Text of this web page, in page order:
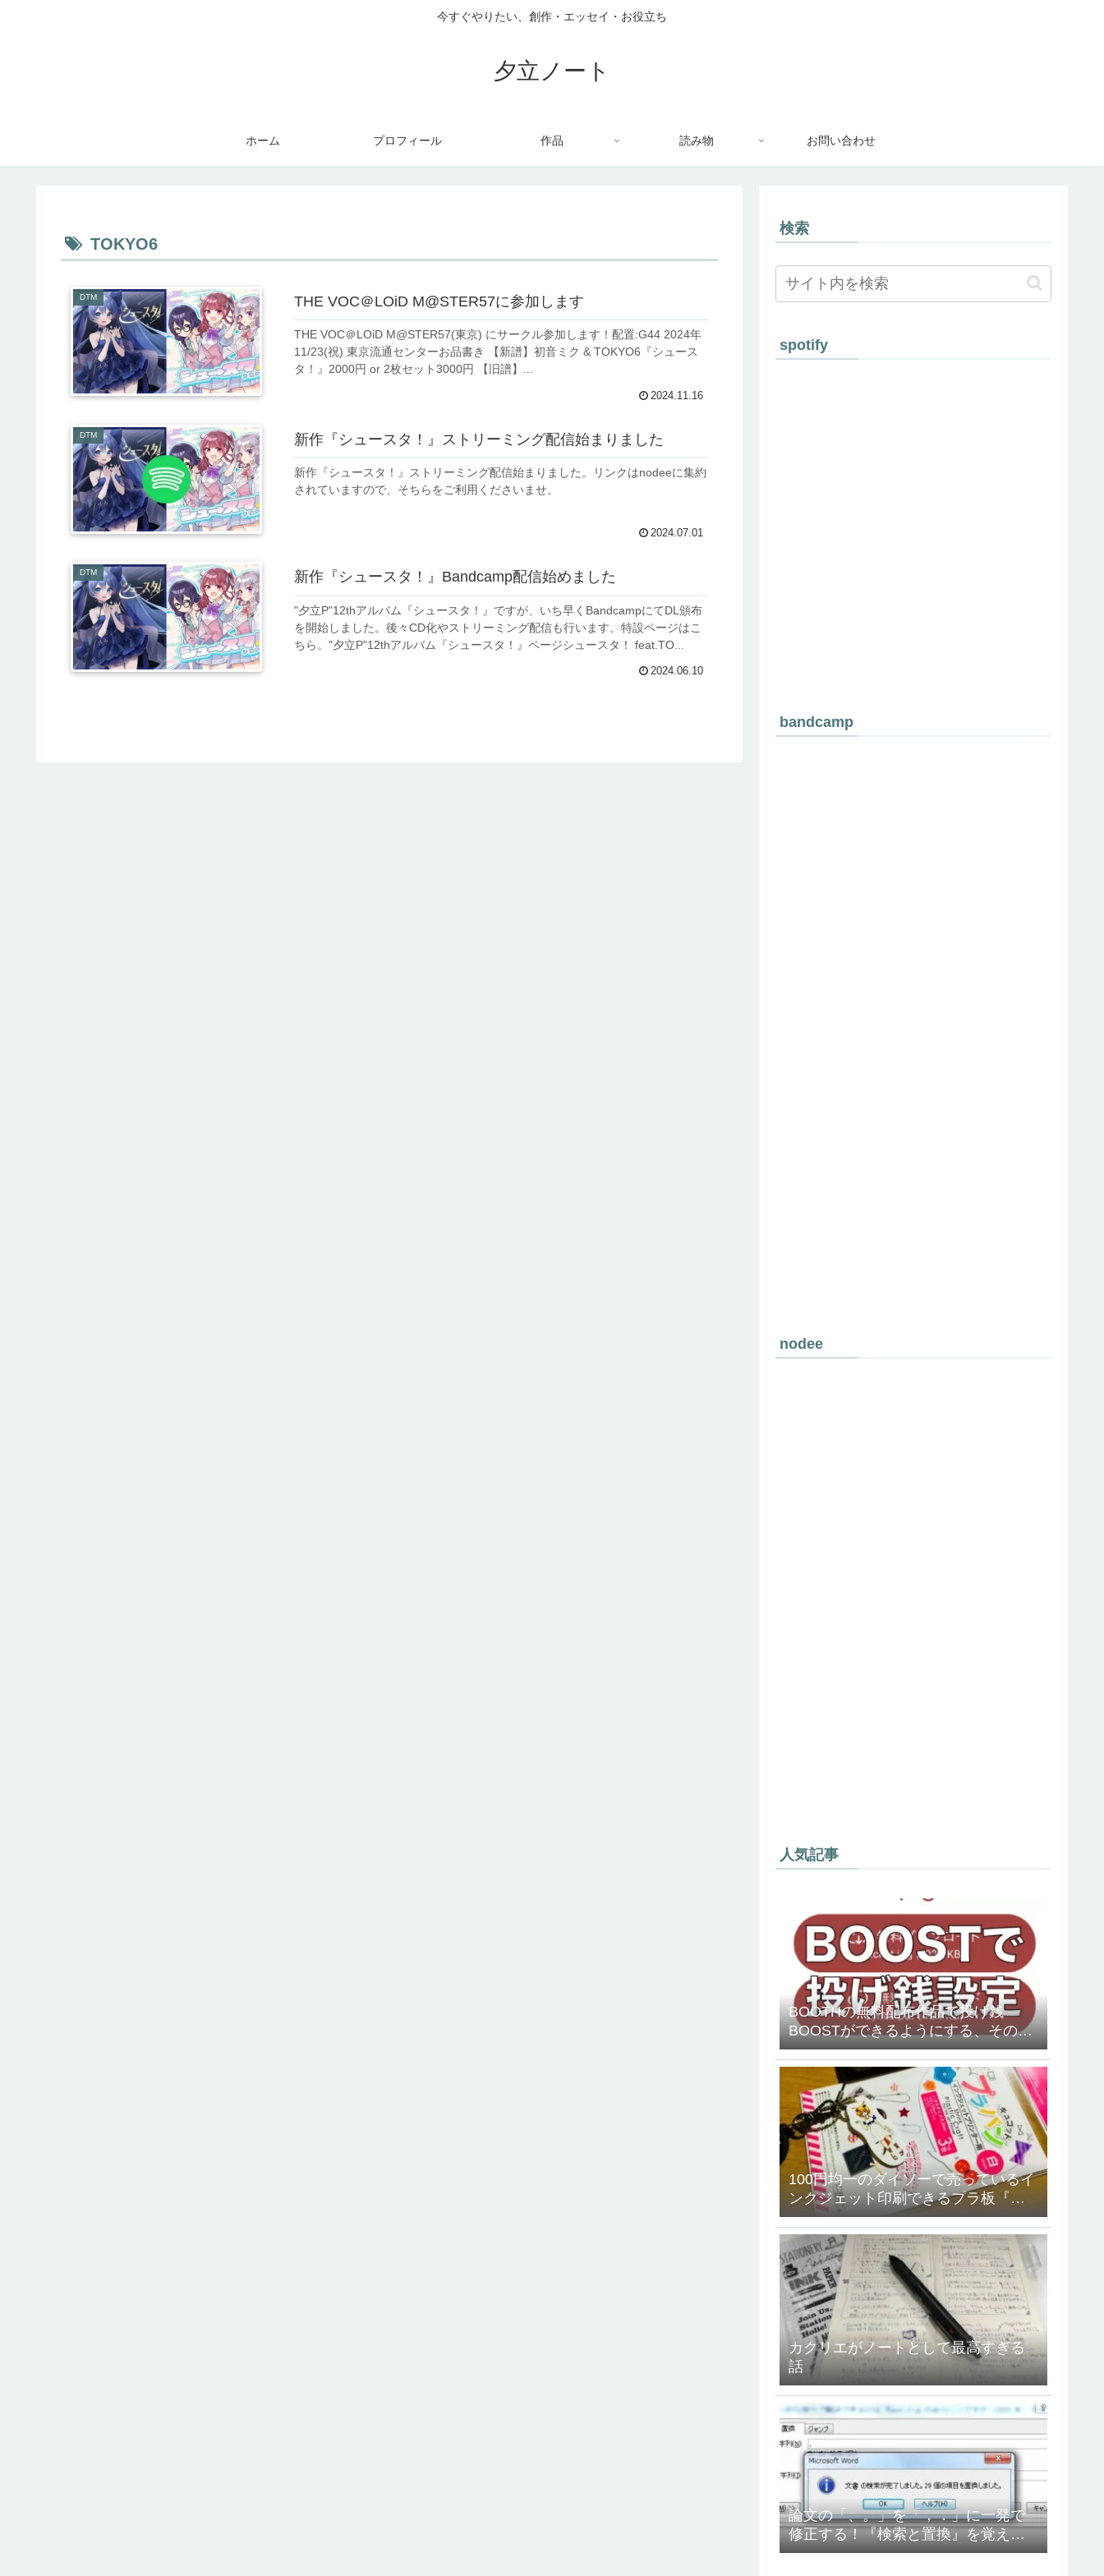
今すぐやりたい、創作・エッセイ・お役立ち
夕立ノート
ホーム プロフィール 作品 読み物 お問い合わせ
TOKYO6
DTM THE VOC＠LOiD M@STER57に参加します
THE VOC＠LOiD M@STER57(東京) にサークル参加します！配置:G44 2024年
11/23(祝) 東京流通センターお品書き 【新譜】初音ミク & TOKYO6『シュース
タ！』2000円 or 2枚セット3000円 【旧譜】...
2024.11.16
DTM 新作『シュースタ！』ストリーミング配信始まりました
新作『シュースタ！』ストリーミング配信始まりました。リンクはnodeeに集約
されていますので、そちらをご利用くださいませ。
2024.07.01
DTM 新作『シュースタ！』Bandcamp配信始めました
"夕立P"12thアルバム『シュースタ！』ですが、いち早くBandcampにてDL頒布
を開始しました。後々CD化やストリーミング配信も行います。特設ページはこ
ちら。"夕立P"12thアルバム『シュースタ！』ページシュースタ！ feat.TO...
2024.06.10
検索
spotify
bandcamp
nodee
人気記事
BOOTHの無料配布作品で投げ銭
BOOSTができるようにする、その方
法
100円均一のダイソーで売っているイ
ンクジェット印刷できるプラ板『キ
ュコット』を使ってみたよ！
カクリエがノートとして最高すぎる
話
論文の「、。」を「，．」に一発で
修正する！『検索と置換』を覚えよ
う